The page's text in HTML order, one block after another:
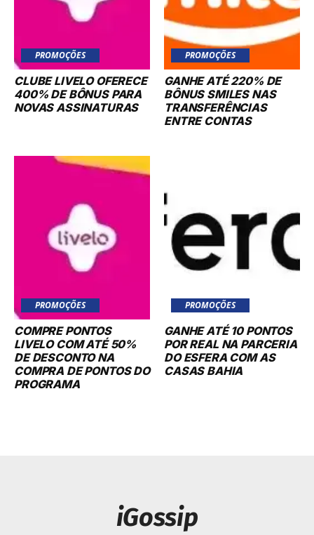
PROMOÇÕES
CLUBE LIVELO OFERECE
400% DE BÔNUS PARA
NOVAS ASSINATURAS
PROMOÇÕES
GANHE ATÉ 220% DE
BÔNUS SMILES NAS
TRANSFERÊNCIAS
ENTRE CONTAS
PROMOÇÕES
COMPRE PONTOS
LIVELO COM ATÉ 50%
DE DESCONTO NA
COMPRA DE PONTOS DO
PROGRAMA
PROMOÇÕES
GANHE ATÉ 10 PONTOS
POR REAL NA PARCERIA
DO ESFERA COM AS
CASAS BAHIA
iGossip